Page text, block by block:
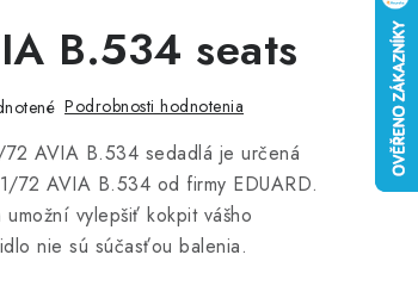
B.534 seats
Podrobnosti hodnotenia
72 AVIA B.534 sedadlá je určená
72 AVIA B.534 od firmy EDUARD.
umožní vylepšiť kokpit vášho
nie sú súčasťou balenia.